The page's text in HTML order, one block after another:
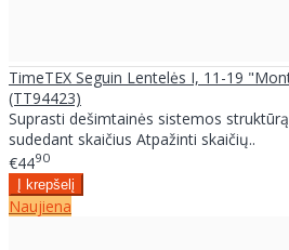
TimeTEX Seguin Lentelės I, 11-19
(TT94423)
Suprasti dešimtainės sistemos
sudedant skaičius Atpažinti skaičių..
€4490
Naujiena